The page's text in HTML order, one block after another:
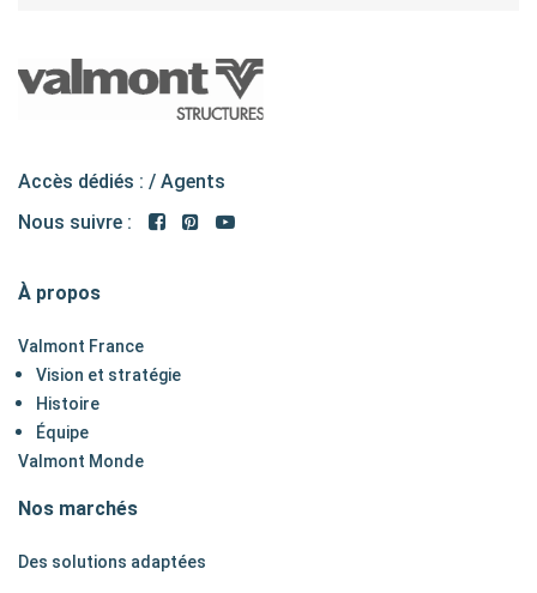
Accès dédiés : / Agents
Nous suivre :
À propos
Valmont France
Vision et stratégie
Histoire
Équipe
Valmont Monde
Nos marchés
Des solutions adaptées